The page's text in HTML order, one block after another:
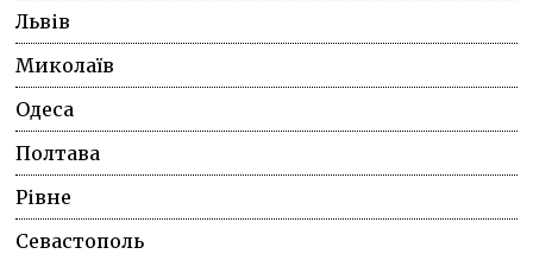
Львів
Миколаїв
Одеса
Полтава
Рівне
Севастополь